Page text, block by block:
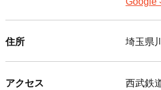
住所 埼玉県
アクセス 西武鉄